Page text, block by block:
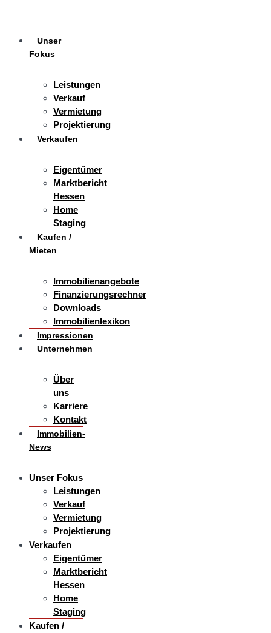
Unser
Fokus
Leistungen
Verkauf
Vermietung
Projektierung
Verkaufen
Eigentümer
Marktbericht
Hessen
Home
Staging
Kaufen /
Mieten
Immobilienangebote
Finanzierungsrechner
Downloads
Immobilienlexikon
Impressionen
Unternehmen
Über
uns
Karriere
Kontakt
Immobilien-
News
Unser Fokus
Leistungen
Verkauf
Vermietung
Projektierung
Verkaufen
Eigentümer
Marktbericht
Hessen
Home
Staging
Kaufen /